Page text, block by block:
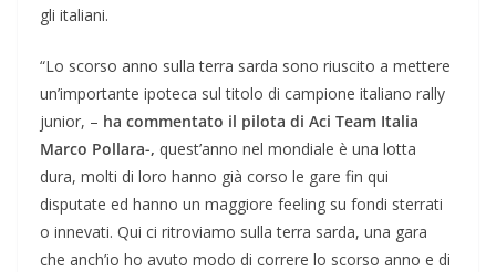
gli italiani.
“Lo scorso anno sulla terra sarda sono riuscito a mettere
un’importante ipoteca sul titolo di campione italiano rally
junior, – ha commentato il pilota di Aci Team Italia
Marco Pollara-, quest’anno nel mondiale è una lotta
dura, molti di loro hanno già corso le gare fin qui
disputate ed hanno un maggiore feeling su fondi sterrati
o innevati. Qui ci ritroviamo sulla terra sarda, una gara
che anch’io ho avuto modo di correre lo scorso anno e di